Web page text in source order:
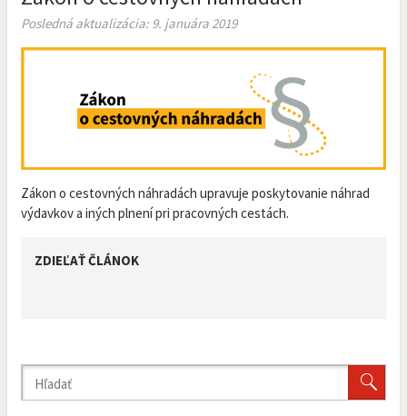
Posledná aktualizácia: 9. januára 2019
Zákon o cestovných náhradách upravuje poskytovanie náhrad
výdavkov a iných plnení pri pracovných cestách.
ZDIEĽAŤ ČLÁNOK